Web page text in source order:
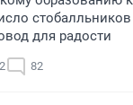
для радости
82